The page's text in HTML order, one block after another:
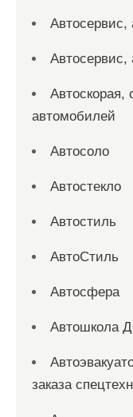
Автосервис,
Автосервис,
Автоскорая,
автомобилей
Автосоло
Автостекло
Автостиль
АвтоСтиль
Автосфера
Автошкола
заказа